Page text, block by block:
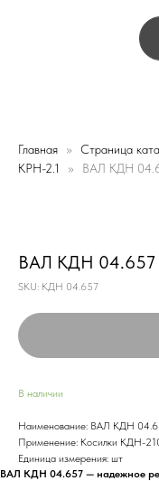
переехали! Офис и
Главная Страница
КРН-2.1
ВАЛ КДН
ВАЛ КДН 04.657
SKU: КДН 04.657
В наличии
Наименование: ВАЛ КДН
Применение: Косилки КДН-
Единица измерения: шт
ВАЛ КДН 04.657 — надежное